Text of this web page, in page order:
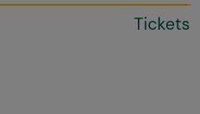
Tickets